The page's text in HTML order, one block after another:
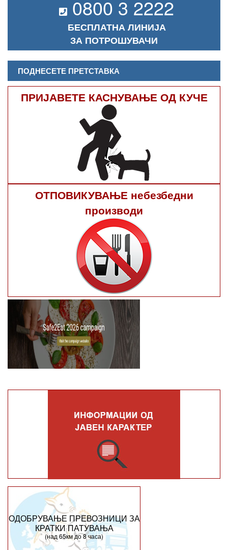
0800 3 2222
БЕСПЛАТНА ЛИНИЈА
ЗА ПОТРОШУВАЧИ
ПОДНЕСЕТЕ ПРЕТСТАВКА
ПРИЈАВЕТЕ КАСНУВАЊЕ ОД КУЧЕ
ОТПОВИКУВАЊЕ небезбедни
производи
ОДОБРУВАЊЕ ПРЕВОЗНИЦИ ЗА
КРАТКИ ПАТУВАЊА
(над 65км до 8 часа)